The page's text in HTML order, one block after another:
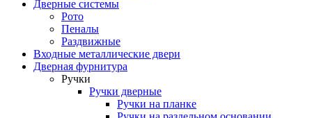
Дверные системы
Рото
Пеналы
Раздвижные
Входные металлические двери
Дверная фурнитура
Ручки
Ручки дверные
Ручки на планке